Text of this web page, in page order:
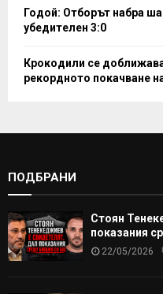
Годой: Отборът набра
убедителен 3:0
Крокодили се
рекордното покачване
ПОДБРАНИ
Стоян
показания
22/05/2026